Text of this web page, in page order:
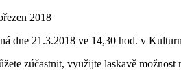
2018
dne 21.3.2018 ve 14,30 hod. v
zúčastnit, využijte laskavě možnost